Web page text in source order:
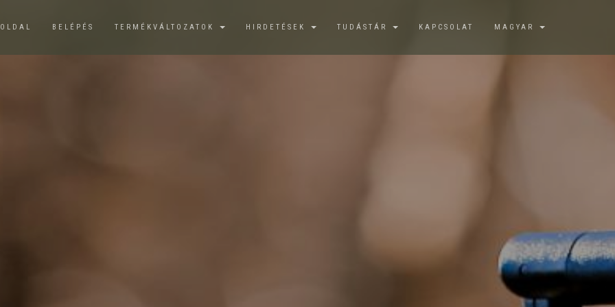
BELÉPÉS TERMÉKVÁLTOZATOK HIRDETÉSEK TUDÁSTÁR KAPCSOLAT MAGYAR